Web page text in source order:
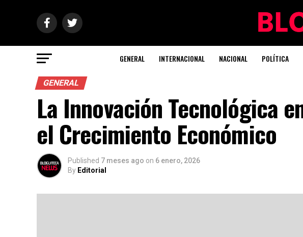
GENERAL INTERNACIONAL NACIONAL POLÍTICA
GENERAL
La Innovación Tecnológica
el Crecimiento Económico
Published 7 meses ago on 6 enero, 2026
By Editorial